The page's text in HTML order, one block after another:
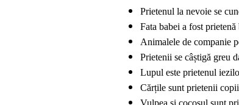
Prietenul la nevoie se
Fata babei a fost
Animalele de companie
Prietenii se câștigă greu
Lupul este prietenul
Cărțile sunt prietenii
Vulpea și cocoșul sunt